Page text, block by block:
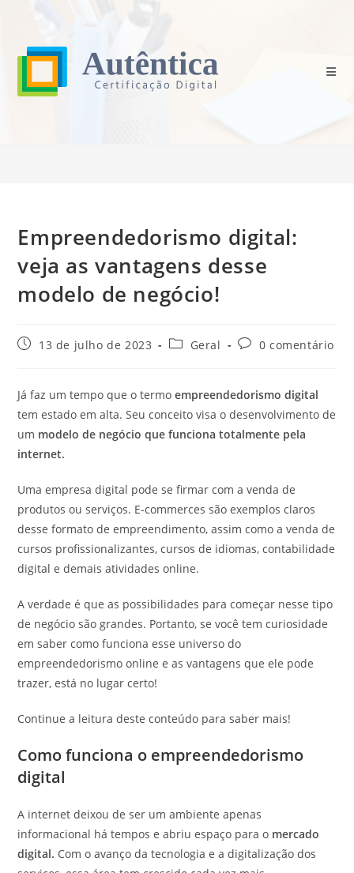
Empreendedorismo digital:
veja as vantagens desse
modelo de negócio!
Post13 de julho de 2023
Categoria
Geral
Comentários
0 comentário
Já faz um tempo que o termoempreendedorismo digital
tem estado em alta. Seu conceito visa o desenvolvimento de
um modelo de negócio que funciona totalmente pela
internet.
Uma empresa digital pode se firmar com a venda de
produtos ou serviços. E-commerces são exemplos claros
desse formato de empreendimento, assim como a venda de
cursos profissionalizantes, cursos de idiomas, contabilidade
digital e demais atividades online.
A verdade é que as possibilidades para começar nesse tipo
de negócio são grandes. Portanto, se você tem curiosidade
em saber como funciona esse universo do
empreendedorismo online e as vantagens que ele pode
trazer, está no lugar certo!
Continue a leitura deste conteúdo para saber mais!
Como funciona o empreendedorismo
digital
A internet deixou de ser um ambiente apenas
informacional há tempos e abriu espaço para o mercado
digital. Com o avanço da tecnologia e a digitalização dos